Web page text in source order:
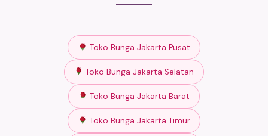
Toko Bunga Jakarta Pusat
Toko Bunga Jakarta Selatan
Toko Bunga Jakarta Barat
Toko Bunga Jakarta Timur